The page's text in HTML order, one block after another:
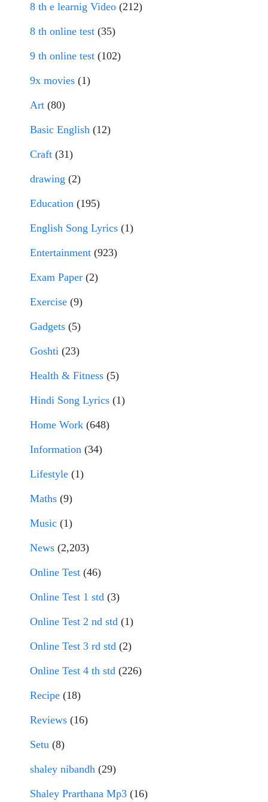
8 th e learnig Video (212)
8 th online test (35)
9 th online test (102)
9x movies (1)
Art (80)
Basic English (12)
Craft (31)
drawing (2)
Education (195)
English Song Lyrics (1)
Entertainment (923)
Exam Paper (2)
Exercise (9)
Gadgets (5)
Goshti (23)
Health & Fitness (5)
Hindi Song Lyrics (1)
Home Work (648)
Information (34)
Lifestyle (1)
Maths (9)
Music (1)
News (2,203)
Online Test (46)
Online Test 1 std (3)
Online Test 2 nd std (1)
Online Test 3 rd std (2)
Online Test 4 th std (226)
Recipe (18)
Reviews (16)
Setu (8)
shaley nibandh (29)
Shaley Prarthana Mp3 (16)